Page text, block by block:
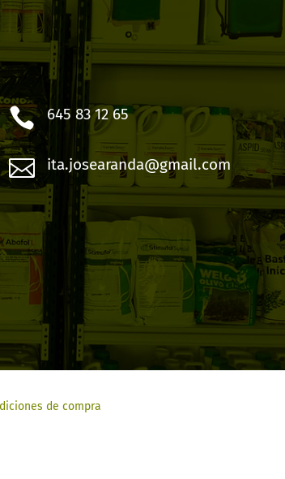
 645 83 12 65
 ita.josearanda@gmail.com
de compra